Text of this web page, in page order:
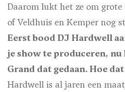
Daarom lukt het ze om
of Veldhuis en Kemper nog
Eerst bood DJ Hardwell
je show te produceren, nu
Grand dat gedaan. Hoe dat
Hardwell is al jaren een